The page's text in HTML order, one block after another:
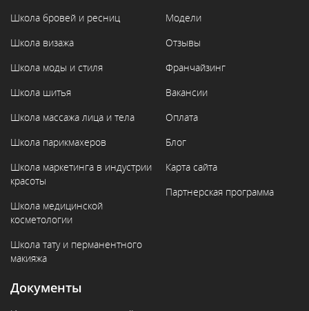
Школа бровей и ресниц
Школа визажа
Школа моды и стиля
Школа шитья
Школа массажа лица и тела
Школа парикмахеров
Школа маркетинга в индустрии
красоты
Школа медицинской
косметологии
Школа тату и перманентного
макияжа
Модели
Отзывы
Франчайзинг
Вакансии
Оплата
Блог
Карта сайта
Партнерская программа
Документы